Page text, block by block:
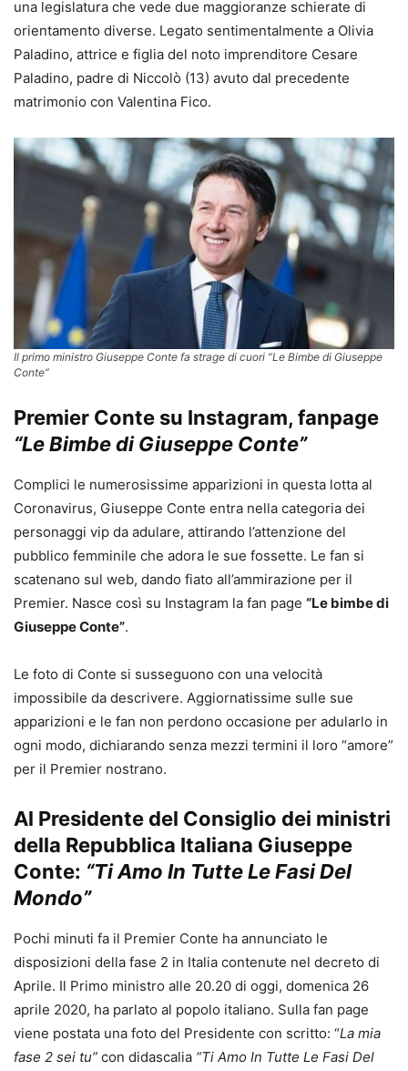
una legislatura che vede due maggioranze schierate di
orientamento diverse. Legato sentimentalmente a Olivia
Paladino, attrice e figlia del noto imprenditore Cesare
Paladino, padre di Niccolò (13) avuto dal precedente
matrimonio con Valentina Fico.
Il primo ministro Giuseppe Conte fa strage di cuori “Le Bimbe di Giuseppe
Conte”
Premier Conte su Instagram, fanpage
“Le Bimbe di Giuseppe Conte”
Complici le numerosissime apparizioni in questa lotta al
Coronavirus, Giuseppe Conte entra nella categoria dei
personaggi vip da adulare, attirando l’attenzione del
pubblico femminile che adora le sue fossette. Le fan si
scatenano sul web, dando fiato all’ammirazione per il
Premier. Nasce così su Instagram la fan page “Le bimbe di
Giuseppe Conte”.
Le foto di Conte si susseguono con una velocità
impossibile da descrivere. Aggiornatissime sulle sue
apparizioni e le fan non perdono occasione per adularlo in
ogni modo, dichiarando senza mezzi termini il loro “amore”
per il Premier nostrano.
Al Presidente del Consiglio dei ministri
della Repubblica Italiana Giuseppe
Conte: “Ti Amo In Tutte Le Fasi Del
Mondo”
Pochi minuti fa il Premier Conte ha annunciato le
disposizioni della fase 2 in Italia contenute nel decreto di
Aprile. Il Primo ministro alle 20.20 di oggi, domenica 26
aprile 2020, ha parlato al popolo italiano. Sulla fan page
viene postata una foto del Presidente con scritto: “La mia
fase 2 sei tu” con didascalia “Ti Amo In Tutte Le Fasi Del